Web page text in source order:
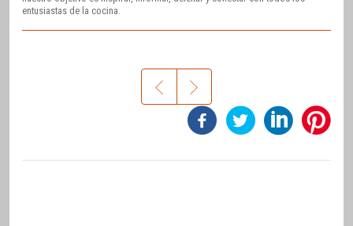
entusiastas de la cocina.